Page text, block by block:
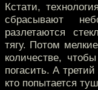
Кстати,
сбрасывают
разлетаются
тягу. Потом
количестве,
погасить. А
кто попытается